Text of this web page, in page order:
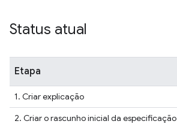
Status atual
Etapa
1. Criar explicação
2. Criar o rascunho inicial da especificação